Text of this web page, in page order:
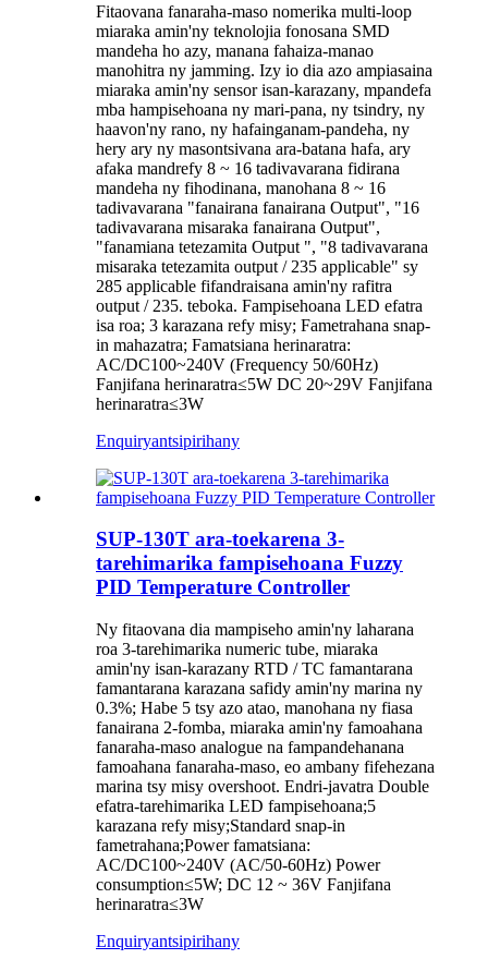
Fitaovana fanaraha-maso nomerika multi-loop
miaraka amin'ny teknolojia fonosana SMD
mandeha ho azy, manana fahaiza-manao
manohitra ny jamming. Izy io dia azo ampiasaina
miaraka amin'ny sensor isan-karazany, mpandefa
mba hampisehoana ny mari-pana, ny tsindry, ny
haavon'ny rano, ny hafainganam-pandeha, ny
hery ary ny masontsivana ara-batana hafa, ary
afaka mandrefy 8 ~ 16 tadivavarana fidirana
mandeha ny fihodinana, manohana 8 ~ 16
tadivavarana "fanairana fanairana Output", "16
tadivavarana misaraka fanairana Output",
"fanamiana tetezamita Output ", "8 tadivavarana
misaraka tetezamita output / 235 applicable" sy
285 applicable fifandraisana amin'ny rafitra
output / 235. teboka. Fampisehoana LED efatra
isa roa; 3 karazana refy misy; Fametrahana snap-
in mahazatra; Famatsiana herinaratra:
AC/DC100~240V (Frequency 50/60Hz)
Fanjifana herinaratra≤5W DC 20~29V Fanjifana
herinaratra≤3W
Enquiryantsipirihany
SUP-130T ara-toekarena 3-
tarehimarika fampisehoana Fuzzy
PID Temperature Controller
Ny fitaovana dia mampiseho amin'ny laharana
roa 3-tarehimarika numeric tube, miaraka
amin'ny isan-karazany RTD / TC famantarana
famantarana karazana safidy amin'ny marina ny
0.3%; Habe 5 tsy azo atao, manohana ny fiasa
fanairana 2-fomba, miaraka amin'ny famoahana
fanaraha-maso analogue na fampandehanana
famoahana fanaraha-maso, eo ambany fifehezana
marina tsy misy overshoot. Endri-javatra Double
efatra-tarehimarika LED fampisehoana;5
karazana refy misy;Standard snap-in
fametrahana;Power famatsiana:
AC/DC100~240V (AC/50-60Hz) Power
consumption≤5W; DC 12 ~ 36V Fanjifana
herinaratra≤3W
Enquiryantsipirihany